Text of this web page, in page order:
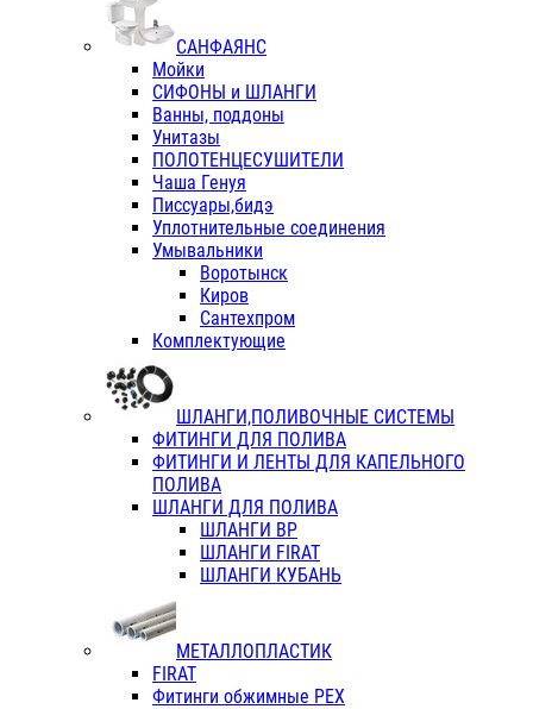
САНФАЯНС
Мойки
СИФОНЫ и ШЛАНГИ
Ванны, поддоны
Унитазы
ПОЛОТЕНЦЕСУШИТЕЛИ
Чаша Генуя
Писсуары,бидэ
Уплотнительные соединения
Умывальники
Воротынск
Киров
Сантехпром
Комплектующие
ШЛАНГИ,ПОЛИВОЧНЫЕ СИСТЕМЫ
ФИТИНГИ ДЛЯ ПОЛИВА
ФИТИНГИ И ЛЕНТЫ ДЛЯ КАПЕЛЬНОГО
ПОЛИВА
ШЛАНГИ ДЛЯ ПОЛИВА
ШЛАНГИ ВР
ШЛАНГИ FIRAT
ШЛАНГИ КУБАНЬ
МЕТАЛЛОПЛАСТИК
FIRAT
Фитинги обжимные PEX